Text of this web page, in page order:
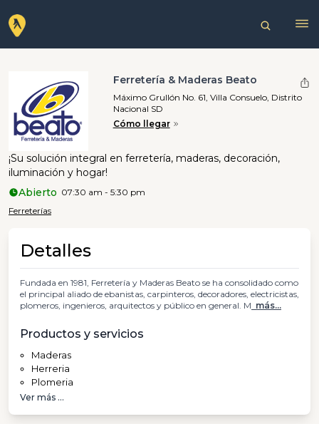
Ferretería & Maderas Beato
Máximo Grullón No. 61, Villa Consuelo, Distrito
Nacional SD
Cómo llegar
¡Su solución integral en ferretería, maderas, decoración,
iluminación y hogar!
Abierto 07:30 am - 5:30 pm
Ferreterías
Detalles
Fundada en 1981, Ferretería y Maderas Beato se ha consolidado como
el principal aliado de ebanistas, carpinteros, decoradores, electricistas,
plomeros, ingenieros, arquitectos y público en general. M más...
Productos y servicios
Maderas
Herreria
Plomeria
Ver más ...